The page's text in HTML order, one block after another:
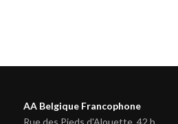
AA Belgique Francophone
Rue des Pieds d'Alouette, 42 b